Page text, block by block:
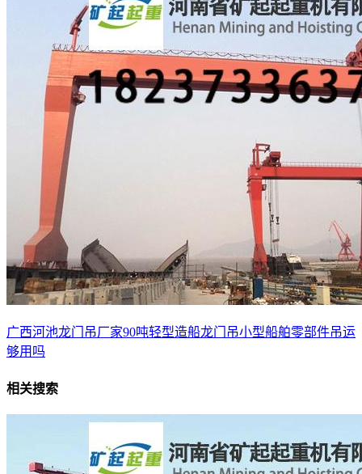
广西河池龙门吊厂家90吨轻型造船龙门吊小型船舶零部件吊运
够用吗
相关搜索